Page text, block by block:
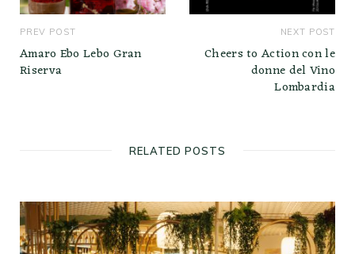
PREV POST
Amaro Ebo Lebo Gran
Riserva
NEXT POST
Cheers to Action con le
donne del Vino
Lombardia
RELATED POSTS